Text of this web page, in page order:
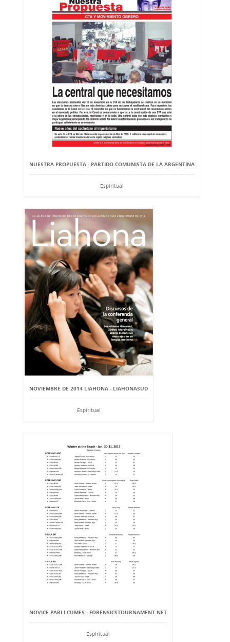
NUESTRA PROPUESTA - PARTIDO COMUNISTA DE LA ARGENTINA
Espiritual
NOVIEMBRE DE 2014 LIAHONA - LIAHONASUD
Espiritual
NOVICE PARLI CUMES - FORENSICSTOURNAMENT.NET
Espiritual